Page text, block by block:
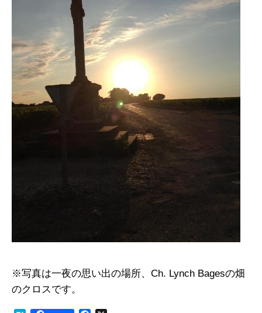
※写真は一夜の思い出の場所、Ch. Lynch Bagesの畑
のクロスです。